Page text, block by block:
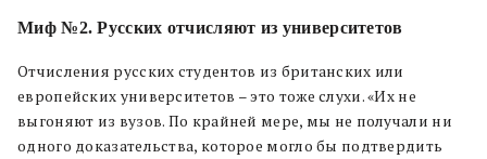
Миф №2. Русских отчисляют из университетов
Отчисления русских студентов из британских или
европейских университетов – это тоже слухи. «Их не
выгоняют из вузов. По крайней мере, мы не получали ни
одного доказательства, которое могло бы подтвердить